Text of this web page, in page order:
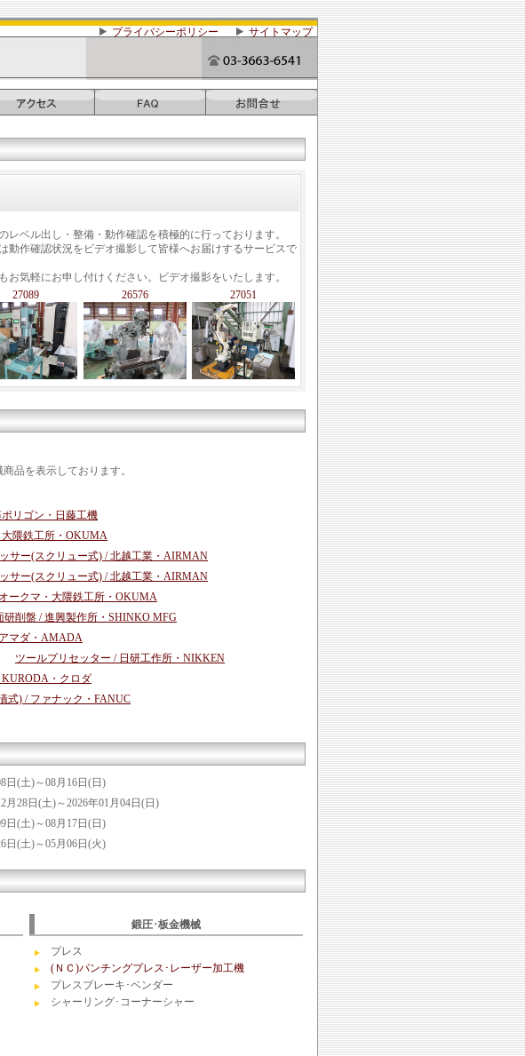
プライバシーポリシー
サイトマップ
レベル出し・整備・動作確認を積極的に行っております。
動作確認状況をビデオ撮影して皆様へお届けするサービスで
お気軽にお申し付けください。ビデオ撮影をいたします。
27089 26576 27051
商品を表示しております。
リゴン・日藤工機
隈鉄工所・OKUMA
サー(スクリュー式) / 北越工業・AIRMAN
サー(スクリュー式) / 北越工業・AIRMAN
ークマ・大隈鉄工所・OKUMA
研削盤 / 進興製作所・SHINKO MFG
マダ・AMADA
ツールプリセッター / 日研工作所・NIKKEN
・クロダ
式) / ファナック・FANUC
日(土)～08月16日(日)
28日(土)～2026年01月04日(日)
日(土)～08月17日(日)
日(土)～05月06日(火)
鍛圧･板金機械
プレス
(ＮＣ)パンチングプレス･レーザー加工機
プレスブレーキ･ベンダー
シャーリング･コーナーシャー